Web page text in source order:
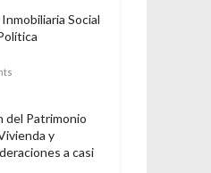
Entidades de
Social